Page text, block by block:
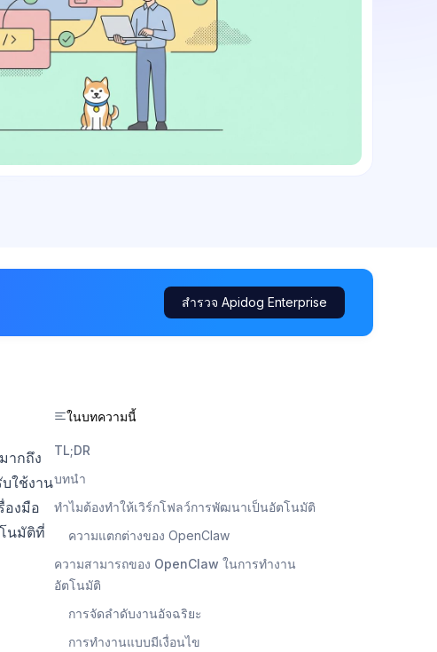
สำรวจ Apidog Enterprise
ากถึง
ใช้งาน
องมือ
นมัติที่
ในบทความนี้
TL;DR
บทนำ
ทำไมต้องทำให้เวิร์กโฟลว์การพัฒนาเป็นอัตโนมัติ
ความแตกต่างของ OpenClaw
ความสามารถของ OpenClaw ในการทำงาน
อัตโนมัติ
การจัดลำดับงานอัจฉริยะ
การทำงานแบบมีเงื่อนไข